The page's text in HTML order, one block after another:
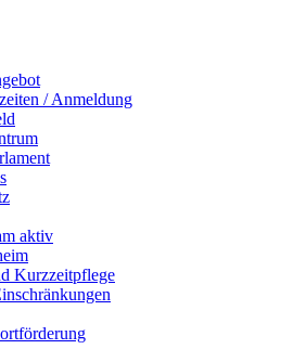
/ Anmeldung
aktiv
Kurzzeitpflege